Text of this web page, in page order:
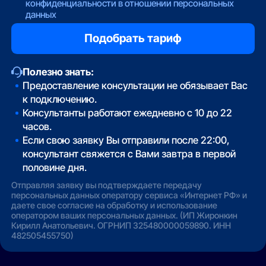
конфиденциальности в отношении персональных
данных
Полезно знать:
Предоставление консультации не обязывает Вас
к подключению.
Консультанты работают ежедневно с 10 до 22
часов.
Если свою заявку Вы отправили после 22:00,
консультант свяжется с Вами завтра в первой
половине дня.
Отправляя заявку вы подтверждаете передачу
персональных данных оператору сервиса «Интернет РФ» и
даете свое согласие на обработку и использование
оператором ваших персональных данных. (ИП Жиронкин
Кирилл Анатольевич. ОГРНИП 325480000059890. ИНН
482505455750)